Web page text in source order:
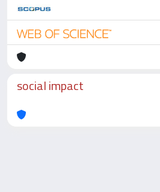
social impact